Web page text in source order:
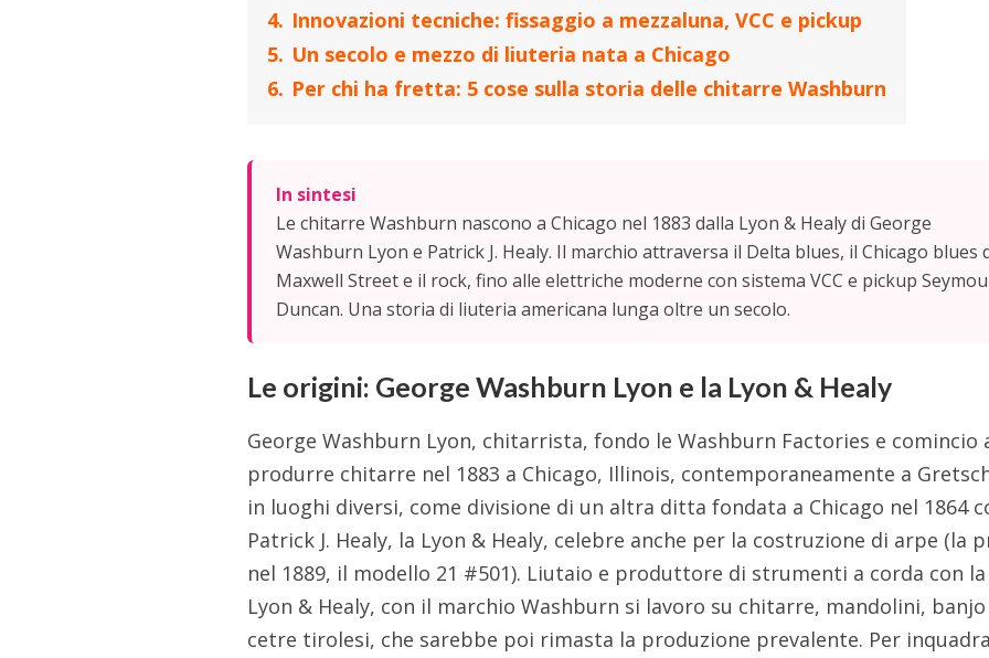
4. Innovazioni tecniche: fissaggio a mezzaluna, VCC e pickup
5. Un secolo e mezzo di liuteria nata a Chicago
6. Per chi ha fretta: 5 cose sulla storia delle chitarre Washburn
In sintesi
Le chitarre Washburn nascono a Chicago nel 1883 dalla Lyon & Healy di George
Washburn Lyon e Patrick J. Healy. Il marchio attraversa il Delta blues, il Chicago blues
Maxwell Street e il rock, fino alle elettriche moderne con sistema VCC e pickup
Duncan. Una storia di liuteria americana lunga oltre un secolo.
Le origini: George Washburn Lyon e la Lyon & Healy
George Washburn Lyon, chitarrista, fondo le Washburn Factories e comincio
produrre chitarre nel 1883 a Chicago, Illinois, contemporaneamente a
in luoghi diversi, come divisione di un altra ditta fondata a Chicago nel 1864
Patrick J. Healy, la Lyon & Healy, celebre anche per la costruzione di arpe (la
nel 1889, il modello 21 #501). Liutaio e produttore di strumenti a corda con la
Lyon & Healy, con il marchio Washburn si lavoro su chitarre, mandolini, banjo
cetre tirolesi, che sarebbe poi rimasta la produzione prevalente. Per